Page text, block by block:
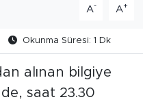
A- A+
Okunma Süresi: 1 Dk
alınan bilgiye
saat 23.30